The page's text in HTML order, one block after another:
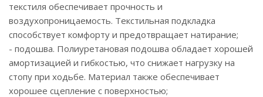
текстиля обеспечивает прочность и
воздухопроницаемость. Текстильная подкладка
способствует комфорту и предотвращает натирание;
- подошва. Полиуретановая подошва обладает хорошей
амортизацией и гибкостью, что снижает нагрузку на
стопу при ходьбе. Материал также обеспечивает
хорошее сцепление с поверхностью;